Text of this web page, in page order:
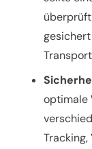
optimale